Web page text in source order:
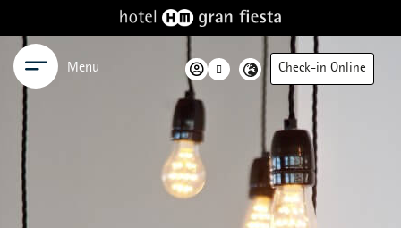
Menu Check-in Online